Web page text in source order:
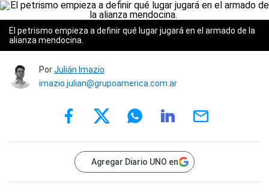
El petrismo empieza a definir qué lugar jugará en el armado de la
alianza mendocina.
PorJulián Imazio
imazio.julian@grupoamerica.com.ar
Agregar Diario UNO en